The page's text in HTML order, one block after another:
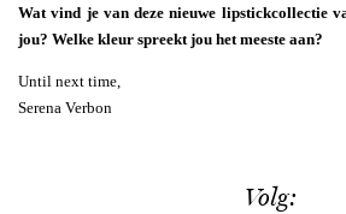
Wat vind je van deze nieuwe lipstickcollectie
jou? Welke kleur spreekt jou het meeste aan?
Until next time,
Serena Verbon
Volg: